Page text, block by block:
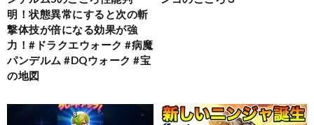
明！状態異常にすると次の斬
撃体技が倍になる効果が強
力！#ドラクエウォーク #病魔
パンデルム #DQウォーク #宝
の地図